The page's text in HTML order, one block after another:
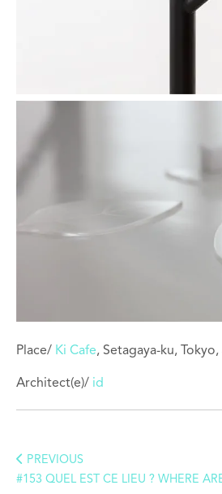
Place/ Ki Cafe, Setagaya-ku, Tokyo,
Architect(e)/ id
PREVIOUS
#153 QUEL EST CE LIEU ? WHERE